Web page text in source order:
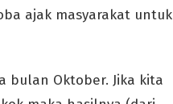
ajak masyarakat untuk
bulan Oktober. Jika kita